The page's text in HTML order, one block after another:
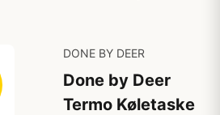
DONE BY DEER
Done by Deer
Termo Køletaske